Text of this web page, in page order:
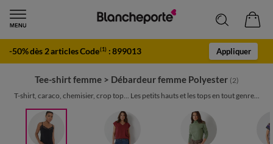
-50% dès 2 articles Code(1) :899013 Appliquer
Tee-shirt femme > Débardeur femme Polyester (2)
T-shirt, caraco, chemisier, crop top... Les petits hauts et les tops en tout genre...